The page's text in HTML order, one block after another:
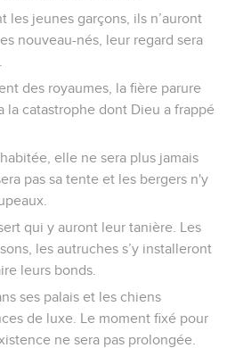
les jeunes garçons, ils n’auront
nouveau-nés, leur regard sera
des royaumes, la fière parure
la catastrophe dont Dieu a frappé
elle ne sera plus jamais
pas sa tente et les bergers n'y
qui y auront leur tanière. Les
les autruches s’y installeront
leurs bonds.
ses palais et les chiens
de luxe. Le moment fixé pour
ne sera pas prolongée.